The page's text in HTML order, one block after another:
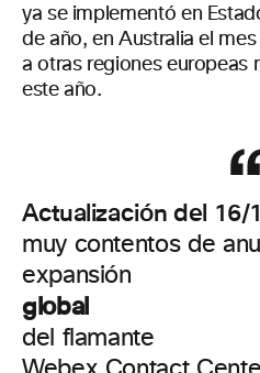
ya se implementó en
de año, en Australia el
a otras regiones europeas
este año.
Actualización del 16/
muy contentos de
expansión
global
del flamante